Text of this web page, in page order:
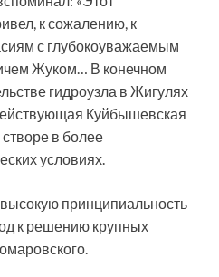
к сожалению, к
с глубокоуважаемым
Жуком… В конечном
гидроузла в Жигулях
Куйбышевская
в более
условиях.
принципиальность
к решению крупных